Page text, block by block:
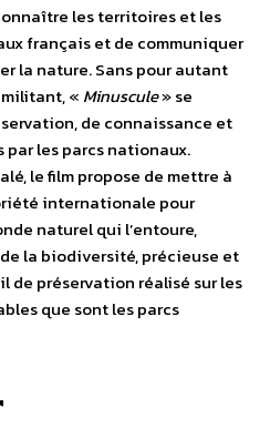
les territoires et les
français et de communiquer
la nature. Sans pour autant
militant, « Minuscule» se
de connaissance et
par les parcs nationaux.
le film propose de mettre à
internationale pour
naturel qui l’entoure,
la biodiversité, précieuse et
de préservation réalisé sur les
que sont les parcs